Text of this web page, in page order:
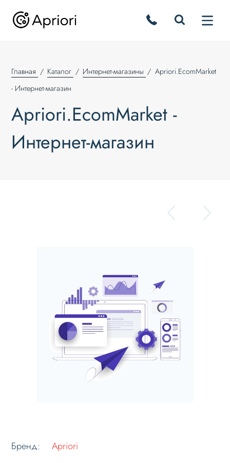
Главная Каталог Интернет-магазины
Apriori.EcomMarket
- Интернет-магазин
Apriori.EcomMarket -
Интернет-магазин
Бренд: Apriori